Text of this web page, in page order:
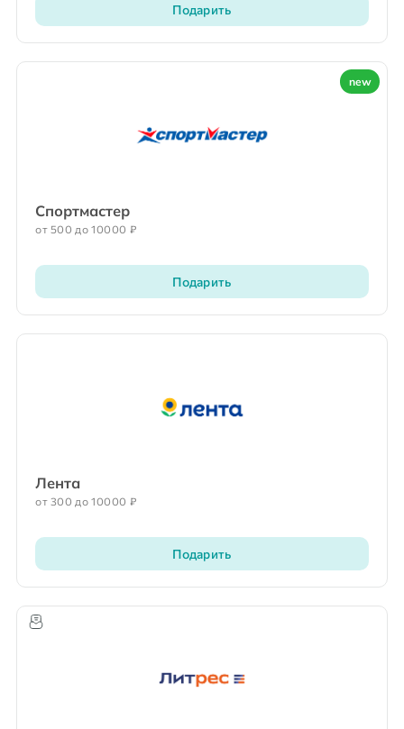
Подарить
new
Спортмастер
от 500 до 10000 ₽
Подарить
Лента
от 300 до 10000 ₽
Подарить